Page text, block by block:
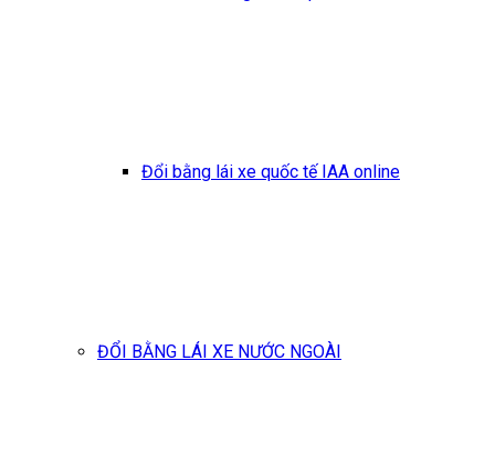
Đổi bằng lái xe quốc tế IAA online
ĐỔI BẰNG LÁI XE NƯỚC NGOÀI